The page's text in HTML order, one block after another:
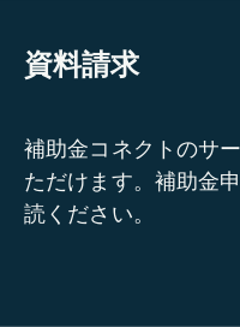
資料請求
補助金コネクトのサ
ただけます。補助金
読ください。